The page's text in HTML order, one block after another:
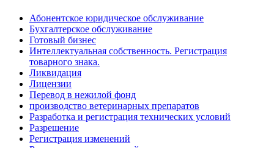
Абонентское юридическое обслуживание
Бухгалтерское обслуживание
Готовый бизнес
Интеллектуальная собственность. Регистрация
товарного знака.
Ликвидация
Лицензии
Перевод в нежилой фонд
производство ветеринарных препаратов
Разработка и регистрация технических условий
Разрешение
Регистрация изменений